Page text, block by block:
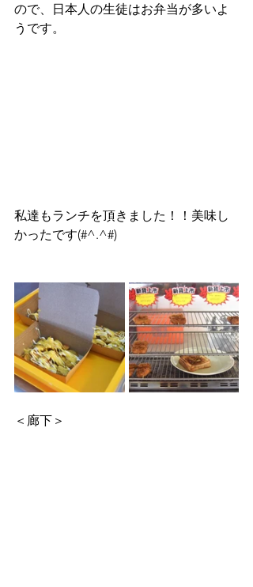
ので、日本人の生徒はお弁当が多いよ
うです。
私達もランチを頂きました！！美味し
かったです(#^.^#)
＜廊下＞